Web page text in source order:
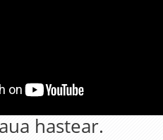
hastear.